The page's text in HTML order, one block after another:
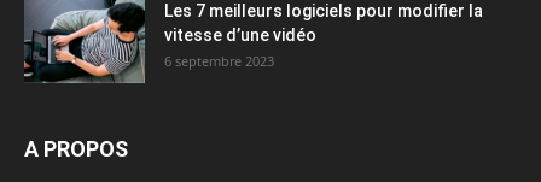
Les 7 meilleurs logiciels pour modifier la
vitesse d’une vidéo
6 septembre 2023
A PROPOS